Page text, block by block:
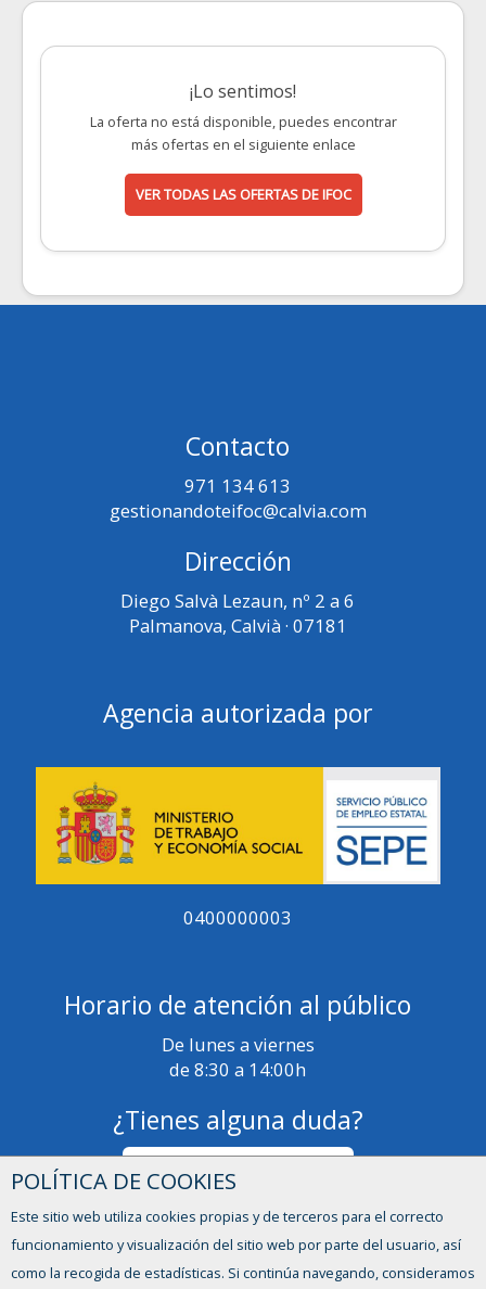
¡Lo sentimos!
La oferta no está disponible, puedes encontrar
más ofertas en el siguiente enlace
VER TODAS LAS OFERTAS DE IFOC
Contacto
971 134 613
gestionandoteifoc@calvia.com
Dirección
Diego Salvà Lezaun, nº 2 a 6
Palmanova, Calvià · 07181
Agencia autorizada por
0400000003
Horario de atención al público
De lunes a viernes
de 8:30 a 14:00h
¿Tienes alguna duda?
Formulario de contacto
POLÍTICA DE COOKIES
Este sitio web utiliza cookies propias y de terceros para el correcto
funcionamiento y visualización del sitio web por parte del usuario, así
como la recogida de estadísticas. Si continúa navegando, consideramos